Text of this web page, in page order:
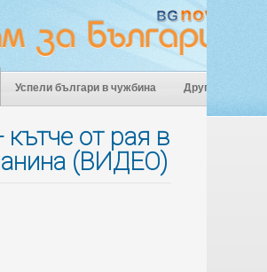
Успели българи в чужбина Други
кътче от рая в
(ВИДЕО)